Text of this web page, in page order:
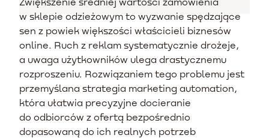
w sklepie odzieżowym to wyzwanie spędzające
sen z powiek większości właścicieli biznesów
online. Ruch z reklam systematycznie drożeje,
a uwaga użytkowników ulega drastycznemu
rozproszeniu. Rozwiązaniem tego problemu jest
przemyślana strategia marketing automation,
która ułatwia precyzyjne docieranie
do odbiorców z ofertą bezpośrednio
dopasowaną do ich realnych potrzeb